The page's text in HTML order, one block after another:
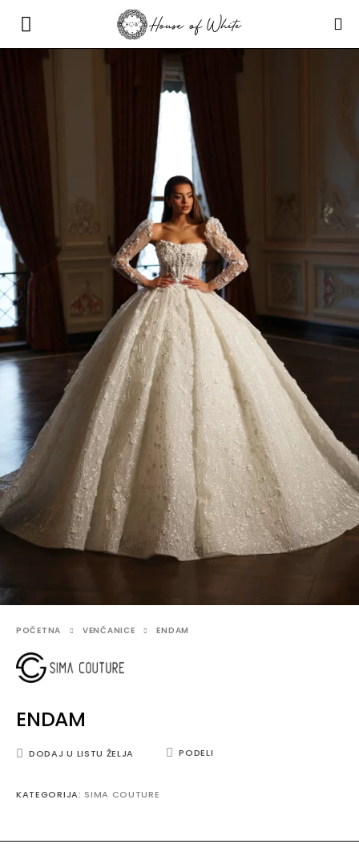
POČETNA VENČANICE ENDAM
ENDAM
DODAJ U LISTU ŽELJA PODELI
KATEGORIJA: SIMA COUTURE